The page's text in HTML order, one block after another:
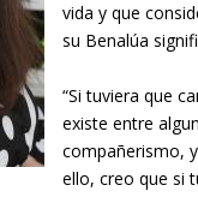
vida y que
su Benalúa
“Si tuviera que
existe entre
compañerismo,
ello, creo que si